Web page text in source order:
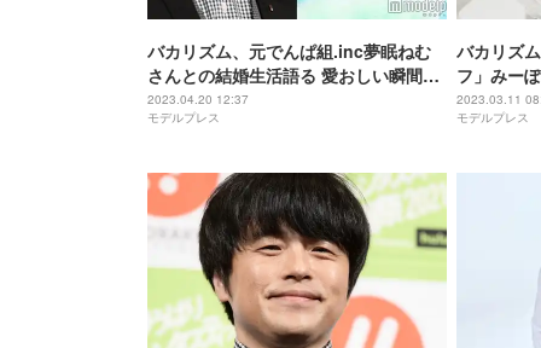
バカリズム、元でんぱ組.inc夢眠ねむ
さんとの結婚生活語る 愛おしい瞬間と
は
2023.04.20 12:37
モデルプレス
バカリズ
フ」みー
けの極秘
2023.03.11
モデルプレス